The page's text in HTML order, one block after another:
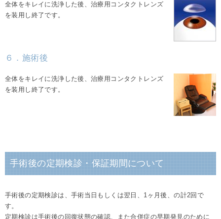
全体をキレイに洗浄した後、治療用コンタクトレンズ
を装用し終了です。
６．施術後
全体をキレイに洗浄した後、治療用コンタクトレンズ
を装用し終了です。
手術後の定期検診・保証期間について
手術後の定期検診は、手術当日もしくは翌日、1ヶ月後、の計2回で
す。
定期検診は手術後の回復状態の確認、また合併症の早期発見のために